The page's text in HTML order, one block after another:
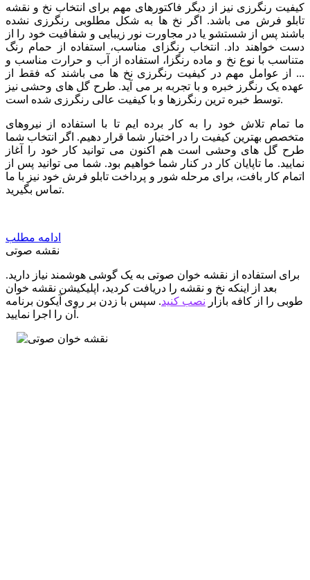
کیفیت رنگرزی نیز از دیگر فاکتورهای مهم برای انتخاب نخ و نقشه
تابلو فرش می باشد. اگر نخ ها به شکل مطلوبی رنگرزی نشده
باشند پس از شستشو یا در مجاورت نور زیبایی و شفافیت خود را از
دست خواهند داد. انتخاب رنگزای مناسب، استفاده از حمام رنگ
متناسب با نوع نخ و ماده رنگزا، استفاده از آب و حرارت مناسب و
... از عوامل مهم در کیفیت رنگرزی نخ ها می باشند که فقط از
عهده یک رنگرز خبره و با تجربه بر می آید. طرح گل های وحشی نیز
توسط خبره ترین رنگرزها و با کیفیت عالی رنگرزی شده است.
ما تمام تلاش خود را به کار برده ایم تا با استفاده از نیروهای
متخصص بهترین کیفیت را در اختیار شما قرار دهیم. اگر انتخاب شما
طرح گل های وحشی است هم اکنون می توانید کار خود را آغاز
نمایید. ما تاپایان کار در کنار شما خواهیم بود. شما می توانید پس از
اتمام کار بافت، برای مرحله شور و پرداخت تابلو فرش خود نیز با ما
تماس بگیرید.
ادامه مطلب
نقشه صوتی
برای استفاده از نقشه خوان صوتی به یک گوشی هوشمند نیاز دارید.
بعد از اینکه نخ و نقشه را دریافت کردید، اپلیکیشن نقشه خوان
طوبی را از کافه بازار نصب کنید. سپس با زدن بر روی آیکون برنامه
آن را اجرا نمایید.